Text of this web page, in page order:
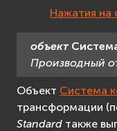
Мышь
Поиск
Система
Система
Счётчик
Расстояние
Нажатия на
объект
Производный
Объект Система
трансформации
Standard также